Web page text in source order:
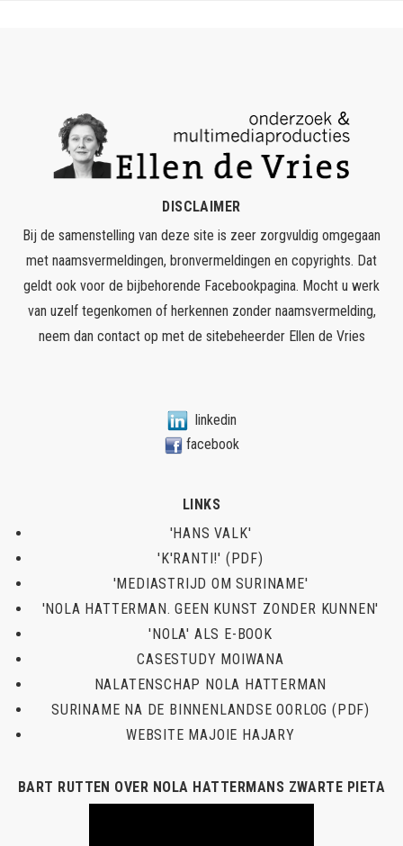
DISCLAIMER
Bij de samenstelling van deze site is zeer zorgvuldig omgegaan
met naamsvermeldingen, bronvermeldingen en copyrights. Dat
geldt ook voor de bijbehorende Facebookpagina. Mocht u werk
van uzelf tegenkomen of herkennen zonder naamsvermelding,
neem dan contact op met de sitebeheerder Ellen de Vries
linkedin
facebook
LINKS
'HANS VALK'
'K'RANTI!' (PDF)
'MEDIASTRIJD OM SURINAME'
'NOLA HATTERMAN. GEEN KUNST ZONDER KUNNEN'
'NOLA' ALS E-BOOK
CASESTUDY MOIWANA
NALATENSCHAP NOLA HATTERMAN
SURINAME NA DE BINNENLANDSE OORLOG (PDF)
WEBSITE MAJOIE HAJARY
BART RUTTEN OVER NOLA HATTERMANS ZWARTE PIETA